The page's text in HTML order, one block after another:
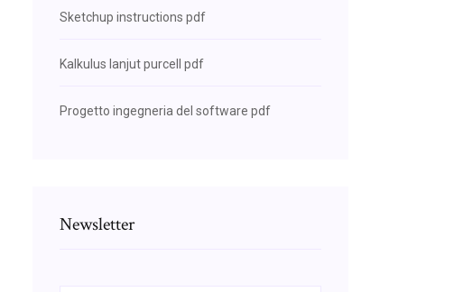
Sketchup instructions pdf
Kalkulus lanjut purcell pdf
Progetto ingegneria del software pdf
Newsletter